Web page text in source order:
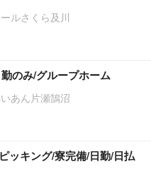
ルさくら及川
のみ/グループホーム
あん片瀬鵠沼
ッキング/寮完備/日勤/日払